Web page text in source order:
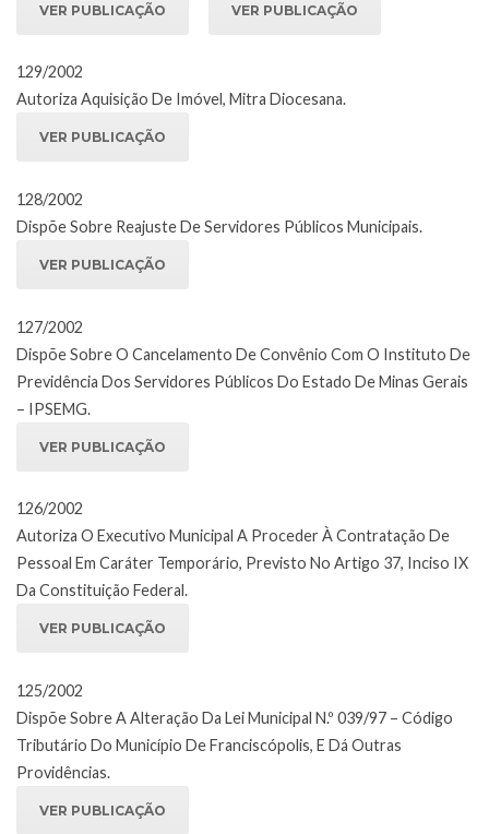
VER PUBLICAÇÃO VER PUBLICAÇÃO
129/2002
Autoriza Aquisição De Imóvel, Mitra Diocesana.
VER PUBLICAÇÃO
128/2002
Dispõe Sobre Reajuste De Servidores Públicos Municipais.
VER PUBLICAÇÃO
127/2002
Dispõe Sobre O Cancelamento De Convênio Com O Instituto De
Previdência Dos Servidores Públicos Do Estado De Minas Gerais
– IPSEMG.
VER PUBLICAÇÃO
126/2002
Autoriza O Executivo Municipal A Proceder À Contratação De
Pessoal Em Caráter Temporário, Previsto No Artigo 37, Inciso IX
Da Constituição Federal.
VER PUBLICAÇÃO
125/2002
Dispõe Sobre A Alteração Da Lei Municipal N.º 039/97 – Código
Tributário Do Município De Franciscópolis, E Dá Outras
Providências.
VER PUBLICAÇÃO